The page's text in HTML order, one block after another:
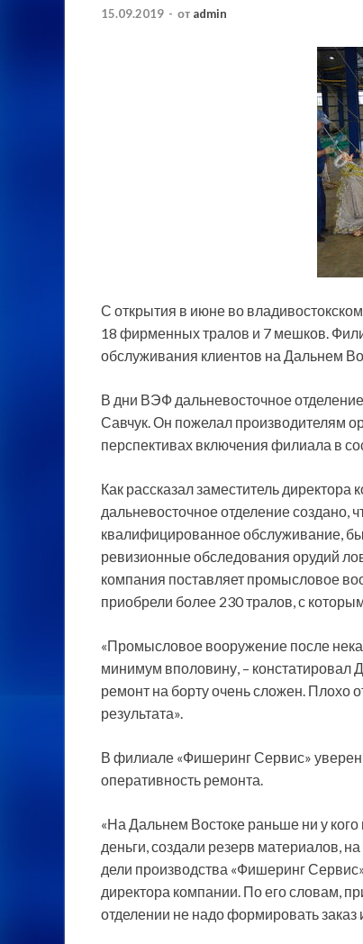
15.09.2019 - от admin
С открытия в июне во
18 фирменных тралов и 7 мешков.
обслуживания клиентов на Дальнем
В дни ВЭФ дальневосточное
Савчук. Он пожелал производителям
перспективах включения филиала в
Как рассказал заместитель
дальневосточное отделение создано,
квалифицированное обслуживание,
ревизионные обследования орудий
компания поставляет промысловое
приобрели более 230 тралов, с
«Промысловое вооружение после
минимум вполовину, – констатировал
ремонт на борту очень сложен. Плохо
результата».
В филиале «Фишеринг Сервис»
оперативность ремонта.
«На Дальнем Востоке раньше ни у
деньги, создали резерв материалов,
дели производства «Фишеринг
директора компании. По его словам,
отделении не надо формировать заказ